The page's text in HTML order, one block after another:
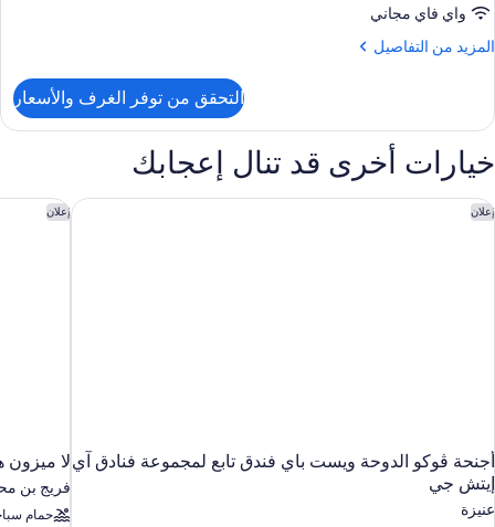
واي فاي مجاني
المزيد من التفاصيل
المزيد
إستديو
التحقق من توفر الغرف والأسعار
خيارات أخرى قد تنال إعجابك
إعلان
أجنحة ڤوكو الدوحة ويست باي فندق تابع لمجموعة فنادق آي
إيتش جي
عنيزة
أجنحة ڤوكو الدوحة ويست باي فندق تابع لمجموعة فنادق آي إيتش جي
إعلان
لا ميزون
فريج بن
حمام
لا ميزون